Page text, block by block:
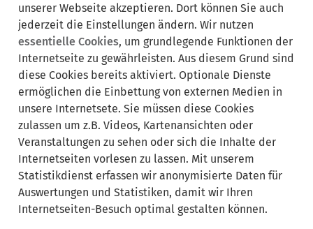
Bereich
ausklappen
Rechtsgrundlagen:
Bereich
ausklappen
zuständige Ämter/
Sachgebiete:
Bereich
ausklappen
Lebenslagen:
unserer Webseite akzeptieren. Dort können Sie auch
jederzeit die Einstellungen ändern. Wir nutzen
essentielle Cookies, um grundlegende Funktionen der
Internetseite zu gewährleisten. Aus diesem Grund sind
diese Cookies bereits aktiviert. Optionale Dienste
ermöglichen die Einbettung von externen Medien in
unsere Internetsete. Sie müssen diese Cookies
zulassen um z.B. Videos, Kartenansichten oder
Veranstaltungen zu sehen oder sich die Inhalte der
Internetseiten vorlesen zu lassen. Mit unserem
Statistikdienst erfassen wir anonymisierte Daten für
Auswertungen und Statistiken, damit wir Ihren
Internetseiten-Besuch optimal gestalten können.